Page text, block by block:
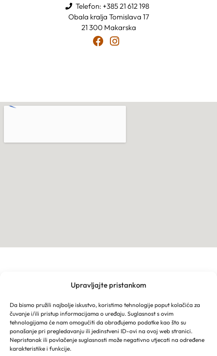
Upravljajte pristankom
Da bismo pružili najbolje iskustvo, koristimo tehnologije poput kolačića za
čuvanje i/ili pristup informacijama o uređaju. Suglasnost s ovim
tehnologijama će nam omogućiti da obrađujemo podatke kao što su
ponašanje pri pregledavanju ili jedinstveni ID-ovi na ovoj web stranici.
Nepristanak ili povlačenje suglasnosti može negativno utjecati na određene
karakteristike i funkcije.
Telefon: +385 21 612 198
Obala kralja Tomislava 17
21 300 Makarska
Franjevački put 2a
Obala kralja Tomislava 16
21 300 Makarska
Email: info@makarska-info.hr
Telefon: +385 21 612 002/+385 21 650 076